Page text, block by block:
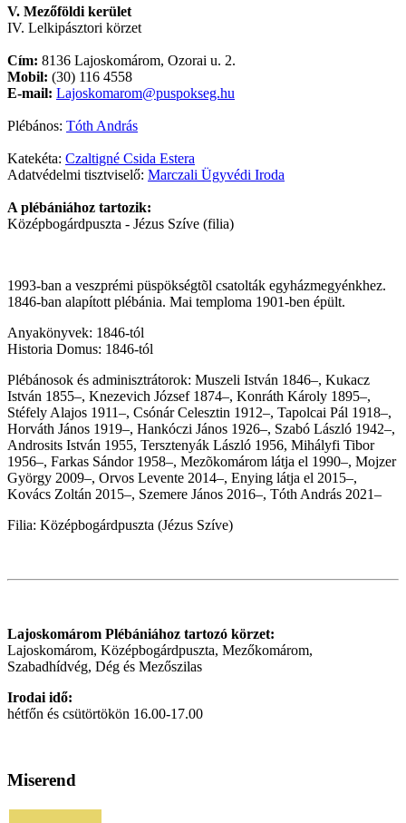
V. Mezőföldi kerület
IV. Lelkipásztori körzet
Cím: 8136 Lajoskomárom, Ozorai u. 2.
Mobil: (30) 116 4558
E-mail: Lajoskomarom@puspokseg.hu
Plébános: Tóth András
Katekéta: Czaltigné Csida Estera
Adatvédelmi tisztviselő: Marczali Ügyvédi Iroda
A plébániához tartozik:
Középbogárdpuszta - Jézus Szíve (filia)
1993-ban a veszprémi püspökségtõl csatolták egyházmegyénkhez.
1846-ban alapított plébánia. Mai temploma 1901-ben épült.
Anyakönyvek: 1846-tól
Historia Domus: 1846-tól
Plébánosok és adminisztrátorok: Muszeli István 1846–, Kukacz
István 1855–, Knezevich József 1874–, Konráth Károly 1895–,
Stéfely Alajos 1911–, Csónár Celesztin 1912–, Tapolcai Pál 1918–,
Horváth János 1919–, Hankóczi János 1926–, Szabó László 1942–,
Androsits István 1955, Tersztenyák László 1956, Mihályfi Tibor
1956–, Farkas Sándor 1958–, Mezõkomárom látja el 1990–, Mojzer
György 2009–, Orvos Levente 2014–, Enying látja el 2015–,
Kovács Zoltán 2015–, Szemere János 2016–, Tóth András 2021–
Filia: Középbogárdpuszta (Jézus Szíve)
Lajoskomárom Plébániához tartozó körzet:
Lajoskomárom, Középbogárdpuszta, Mezőkomárom,
Szabadhídvég, Dég és Mezőszilas
Irodai idő:
hétfőn és csütörtökön 16.00-17.00
Miserend